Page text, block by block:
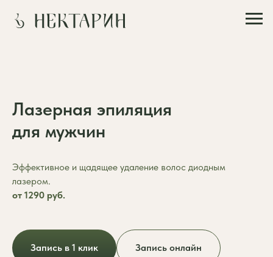
Лазерная эпиляция
для мужчин
Эффективное и щадящее удаление волос диодным
лазером.
от 1290 руб.
Запись в 1 клик Запись онлайн